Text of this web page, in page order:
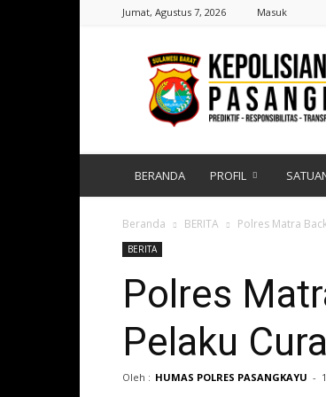
Jumat, Agustus 7, 2026 Masuk
Polres
Pasangkayu
|
Sulawesi
Barat
BERANDA PROFIL
Beranda BERITA Polres Matra
BERITA
Polres
Pelaku
Oleh : HUMAS POLRES PASANGKAYU -